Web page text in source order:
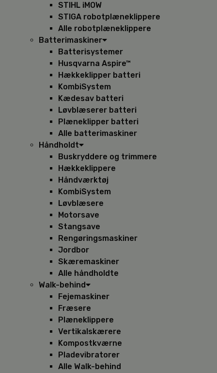
STIHL iMOW
STIGA robotplæneklippere
Alle robotplæneklippere
Batterimaskiner
Batterisystemer
Husqvarna Aspire™
Hækkeklipper batteri
KombiSystem
Kædesav batteri
Løvblæserer batteri
Plæneklipper batteri
Alle batterimaskiner
Håndholdt
Buskryddere og trimmere
Hækkeklippere
Håndværktøj
KombiSystem
Løvblæsere
Motorsave
Stangsave
Rengøringsmaskiner
Jordbor
Skæremaskiner
Alle håndholdte
Walk-behind
Fejemaskiner
Fræsere
Plæneklippere
Vertikalskærere
Kompostkværne
Pladevibratorer
Alle Walk-behind